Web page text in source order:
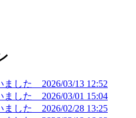
ました 2026/03/13 12:52
ました 2026/03/01 15:04
ました 2026/02/28 13:25